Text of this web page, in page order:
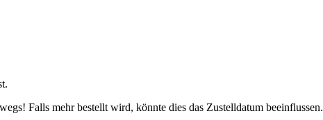
Falls mehr bestellt wird, könnte dies das Zustelldatum beeinflussen.